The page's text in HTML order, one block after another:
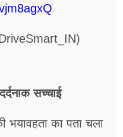
सच्चाई
भयावहता का पता चला